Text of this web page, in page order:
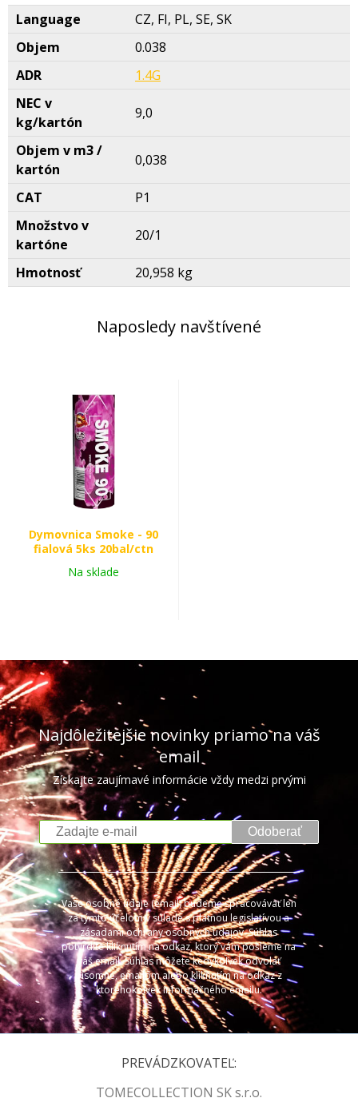
Language
CZ, FI, PL, SE, SK
Objem
0.038
ADR
1.4G
NEC v
kg/kartón
9,0
Objem v m3 /
kartón
0,038
CAT
P1
Množstvo v
kartóne
20/1
Hmotnosť 20,958 kg
Naposledy navštívené
Dymovnica Smoke - 90
fialová 5ks 20bal/ctn
Na sklade
Najdôležitejšie novinky priamo na váš
email
Získajte zaujímavé informácie vždy medzi prvými
Odoberať
Vaše osobné údaje (email) budeme spracovávať len
za týmto účelom v súlade s platnou legislatívou a
zásadami ochrany osobných údajov. Súhlas
potvrdíte kliknutím na odkaz, ktorý vám pošleme na
váš email. Súhlas môžete kedykoľvek odvolať
písomne, emailom alebo kliknutím na odkaz z
ktoréhokoľvek informačného emailu.
PREVÁDZKOVATEĽ:
TOMECOLLECTION SK s.r.o.